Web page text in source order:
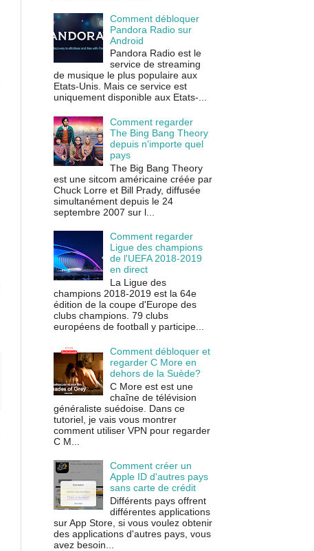
Comment débloquer
Pandora Radio sur
Android
Pandora Radio est le
service de streaming
de musique le plus populaire aux
Etats-Unis. Mais ce service est
uniquement disponible aux Etats-...
Comment regarder
The Bing Bang Theory
depuis n'importe quel
pays
The Big Bang Theory
est une sitcom américaine créée par
Chuck Lorre et Bill Prady, diffusée
simultanément depuis le 24
septembre 2007 sur l...
Comment regarder
Ligue des champions
de l'UEFA 2018-2019
en direct
La Ligue des
champions 2018-2019 est la 64e
édition de la coupe d'Europe des
clubs champions. 79 clubs
européens de football y participe...
Comment débloquer et
regarder C More en
dehors de la Suède?
C More est est une
chaîne de télévision
généraliste suédoise. Dans ce
tutoriel, je vais vous montrer
comment utiliser VPN pour regarder
C M...
Comment créer un
Apple ID d'autres pays
sans carte de crédit
Différents pays offrent
différentes applications
sur App Store, si vous voulez obtenir
des applications d'autres pays, vous
avez besoin...